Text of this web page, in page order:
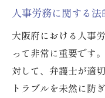
人事労務に関する法
大阪府における人事
って非常に重要です
対して、弁護士が適
トラブルを未然に防